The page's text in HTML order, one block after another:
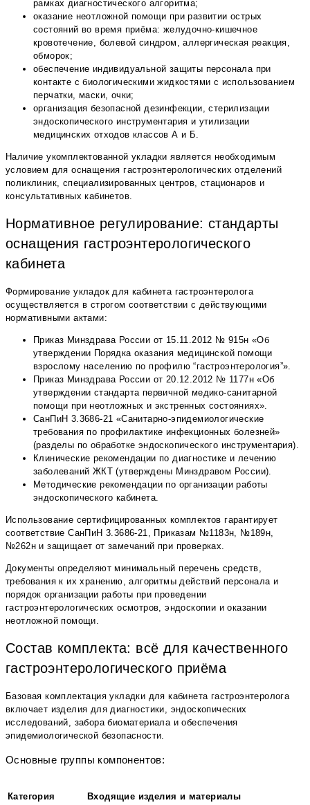
рамках диагностического алгоритма;
оказание неотложной помощи при развитии острых
состояний во время приёма: желудочно-кишечное
кровотечение, болевой синдром, аллергическая реакция,
обморок;
обеспечение индивидуальной защиты персонала при
контакте с биологическими жидкостями с использованием
перчатки, маски, очки;
организация безопасной дезинфекции, стерилизации
эндоскопического инструментария и утилизации
медицинских отходов классов А и Б.
Наличие укомплектованной укладки является необходимым
условием для оснащения гастроэнтерологических отделений
поликлиник, специализированных центров, стационаров и
консультативных кабинетов.
Нормативное регулирование: стандарты
оснащения гастроэнтерологического
кабинета
Формирование укладок для кабинета гастроэнтеролога
осуществляется в строгом соответствии с действующими
нормативными актами:
Приказ Минздрава России от 15.11.2012 № 915н «Об
утверждении Порядка оказания медицинской помощи
взрослому населению по профилю “гастроэнтерология”».
Приказ Минздрава России от 20.12.2012 № 1177н «Об
утверждении стандарта первичной медико-санитарной
помощи при неотложных и экстренных состояниях».
СанПиН 3.3686-21 «Санитарно-эпидемиологические
требования по профилактике инфекционных болезней»
(разделы по обработке эндоскопического инструментария).
Клинические рекомендации по диагностике и лечению
заболеваний ЖКТ (утверждены Минздравом России).
Методические рекомендации по организации работы
эндоскопического кабинета.
Использование сертифицированных комплектов гарантирует
соответствие СанПиН 3.3686-21, Приказам №1183н, №189н,
№262н и защищает от замечаний при проверках.
Документы определяют минимальный перечень средств,
требования к их хранению, алгоритмы действий персонала и
порядок организации работы при проведении
гастроэнтерологических осмотров, эндоскопии и оказании
неотложной помощи.
Состав комплекта: всё для качественного
гастроэнтерологического приёма
Базовая комплектация укладки для кабинета гастроэнтеролога
включает изделия для диагностики, эндоскопических
исследований, забора биоматериала и обеспечения
эпидемиологической безопасности.
Основные группы компонентов:
Категория Входящие изделия и материалы